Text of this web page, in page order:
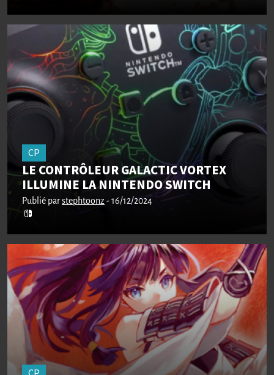
CP
LE CONTRÔLEUR GALACTIC VORTEX
ILLUMINE LA NINTENDO SWITCH
Publié parstephtoonz - 16/12/2024